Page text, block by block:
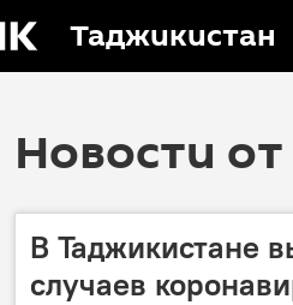
Таджикистан
Новости
В Таджикистане
случаев